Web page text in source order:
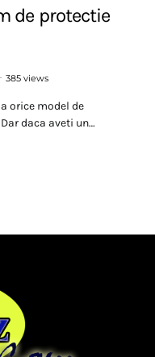
de protectie
385 views
orice model de
daca aveti un…